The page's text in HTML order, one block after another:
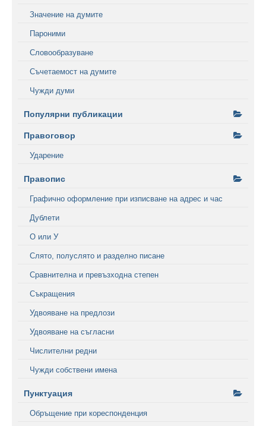
Значение на думите
Пароними
Словообразуване
Съчетаемост на думите
Чужди думи
Популярни публикации
Правоговор
Ударение
Правопис
Графично оформление при изписване на адрес и час
Дублети
О или У
Слято, полуслято и разделно писане
Сравнителна и превъзходна степен
Съкращения
Удвояване на предлози
Удвояване на съгласни
Числителни редни
Чужди собствени имена
Пунктуация
Обръщение при кореспонденция